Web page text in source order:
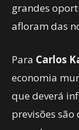
grandes
afloram das
Para Carlos
economia
que deverá
previsões são